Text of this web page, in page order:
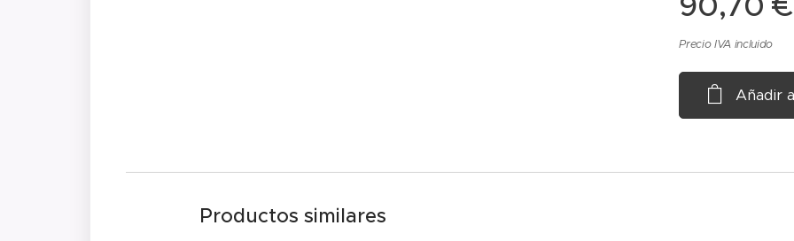
Precio IVA incluido
Añadir
Productos similares